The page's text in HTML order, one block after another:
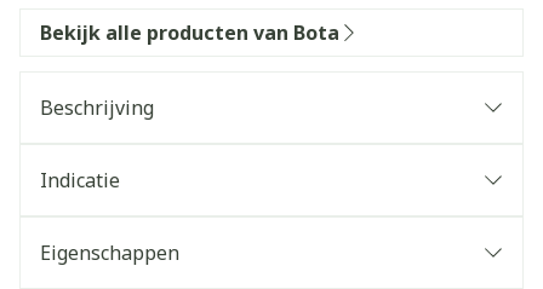
Bekijk alle producten van Bota
Beschrijving
Indicatie
Eigenschappen